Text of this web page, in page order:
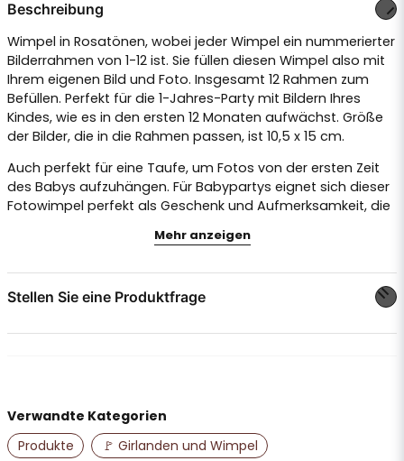
Beschreibung
Wimpel in Rosatönen, wobei jeder Wimpel ein nummerierter
Bilderrahmen von 1-12 ist. Sie füllen diesen Wimpel also mit
Ihrem eigenen Bild und Foto. Insgesamt 12 Rahmen zum
Befüllen. Perfekt für die 1-Jahres-Party mit Bildern Ihres
Kindes, wie es in den ersten 12 Monaten aufwächst. Größe
der Bilder, die in die Rahmen passen, ist 10,5 x 15 cm.
Auch perfekt für eine Taufe, um Fotos von der ersten Zeit
des Babys aufzuhängen. Für Babypartys eignet sich dieser
Fotowimpel perfekt als Geschenk und Aufmerksamkeit, die
Jahr füllen und im Kinderzimmer aufhängen. Für jeden
Mehr anzeigen
Stellen Sie eine Produktfrage
name
Name
Verwandte Kategorien
Produkte
🚩 Girlanden und Wimpel